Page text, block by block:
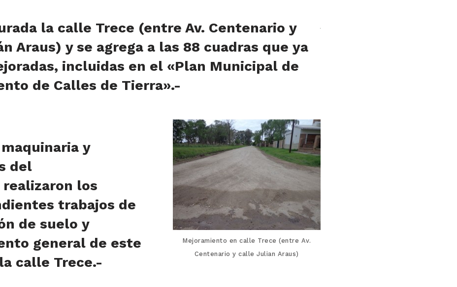
la calle Trece (entre Av. Centenario y
Araus) y se agrega a las 88 cuadras que ya
incluidas en el «Plan Municipal de
de Calles de Tierra».-
Mejoramiento en calle Trece (entre Av.
Centenario y calle Julian Araus)
y
del
los
trabajos de
de suelo y
general de este
calle Trece.-